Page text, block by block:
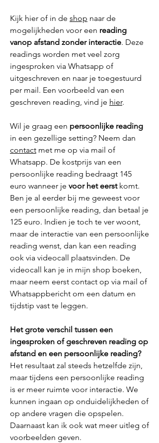
Kijk hier of in de shop naar de
mogelijkheden voor een reading
vanop afstand zonder interactie. Deze
readings worden met veel zorg
ingesproken via Whatsapp of
uitgeschreven en naar je toegestuurd
per mail. Een voorbeeld van een
geschreven reading, vind je hier.
Wil je graag een persoonlijke reading
in een gezellige setting? Neem dan
contact met me op via mail of
Whatsapp. De kostprijs van een
persoonlijke reading bedraagt 145
euro wanneer je voor het eerst komt.
Ben je al eerder bij me geweest voor
een persoonlijke reading, dan betaal je
125 euro. Indien je toch te ver woont,
maar de interactie van een persoonlijke
reading wenst, dan kan een reading
ook via videocall
plaatsvinden. De
videocall kan je in mijn shop boeken,
maar neem eerst contact op via mail of
Whatsappbericht om een datum en
tijdstip vast te leggen.
Het grote verschil tussen een
ingesproken of geschreven reading op
afstand en een persoonlijke reading?
Het resultaat zal steeds hetzelfde zijn,
maar tijdens een persoonlijke reading
is er meer ruimte voor interactie. We
kunnen ingaan op onduidelijkheden of
op andere vragen die opspelen.
Daarnaast kan ik ook wat meer uitleg of
voorbeelden geven.